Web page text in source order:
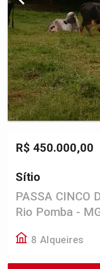
R$ 450.000,00
Sítio
PASSA CINCO
Rio Pomba -
8 Alqueires